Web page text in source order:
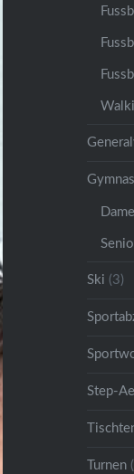
Ski (3)
Step-
Turnen